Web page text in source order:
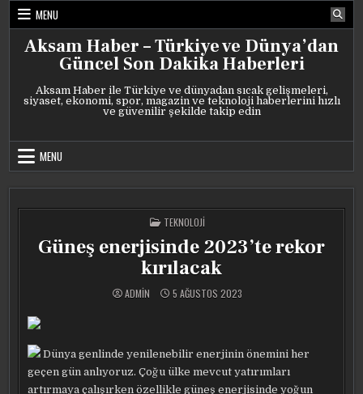
Skip
content
MENU
Aksam Haber – Türkiye ve Dünya’dan
Güncel Son Dakika Haberleri
Aksam Haber ile Türkiye ve dünyadan sıcak gelişmeleri,
siyaset, ekonomi, spor, magazin ve teknoloji haberlerini hızlı
ve güvenilir şekilde takip edin
MENU
POSTED
IN
TEKNOLOJI
Güneş enerjisinde 2023’te rekor
kırılacak
ADMIN 5 AĞUSTOS 2023
Dünya genlinde yenilenebilir enerjinin önemini her
geçen gün anlıyoruz. Çoğu ülke mevcut yatırımları
artırmaya çalışırken özellikle güneş enerjisinde yoğun